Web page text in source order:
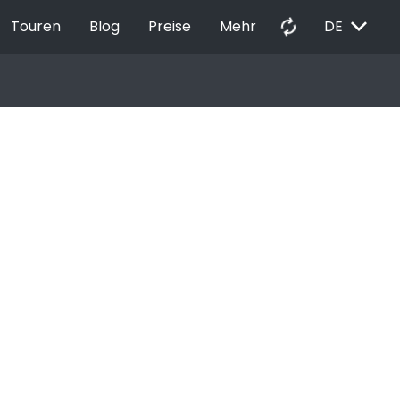
Touren Blog Preise Mehr autorenew DE EXPAND_MORE